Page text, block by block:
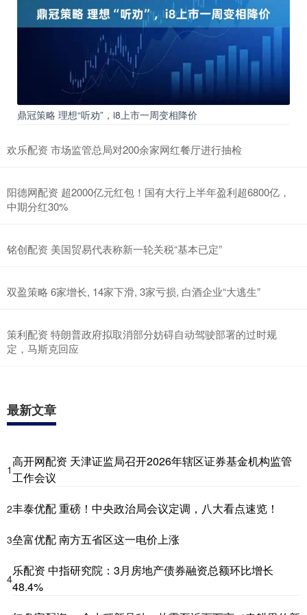
鼎冠策略 理想“听劝”，i8上市一周变相降价
欢乐配资 市场监管总局对200余家网红餐厅进行抽检
阳德网配资 超2000亿元红包！国有大行上半年盈利超6800亿，
中期分红30%
铭创配资 美国贸易代表称新一轮关税“基本已定”
双盈策略 6家增长, 14家下滑, 3家亏损, 白酒企业“大逃生”
策利配资 特朗普政府拟取消部分妨碍自动驾驶部署的过时规
定，马斯克回应
最新文章
1
高开网配资 天津证监局召开2026年辖区证券基金机构监管
工作会议
2丰泰优配 重磅！中央政治局会议定调，八大看点速览！
3垒富优配 南方五省区这一电价上涨
4
乐配资 中指研究院：3月房地产债券融资总额环比增长
48.4%